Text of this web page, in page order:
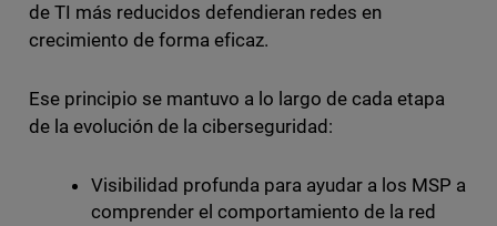
de TI más reducidos defendieran redes en
crecimiento de forma eficaz.
Ese principio se mantuvo a lo largo de cada etapa
de la evolución de la ciberseguridad:
Visibilidad profunda para ayudar a los MSP a
comprender el comportamiento de la red